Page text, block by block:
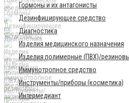
Гормоны и их антагонисты
Дезинфицирующее средство
Диагностика
Изделия медицинского назначения
Изделия полимерные (ПВХ)/
Иммунотропное средство
Инструменты/приборы (косметика)
Интермедиант